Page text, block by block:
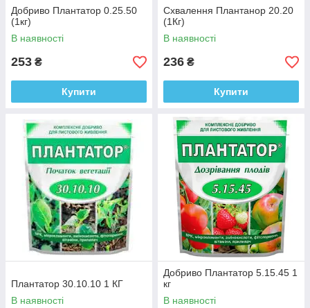
Добриво Плантатор 0.25.50
(1кг)
В наявності
253 ₴
Купити
Схвалення Плантанор 20.20
(1Кг)
В наявності
236 ₴
Купити
Плантатор 30.10.10 1 КГ
В наявності
Добриво Плантатор 5.15.45 1
кг
В наявності